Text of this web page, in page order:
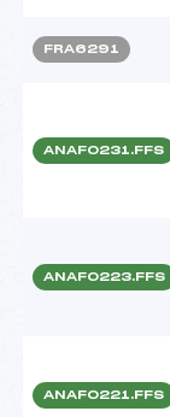
FRA6291
ANAF0231.FFS
ANAF0223.FFS
ANAF0221.FFS